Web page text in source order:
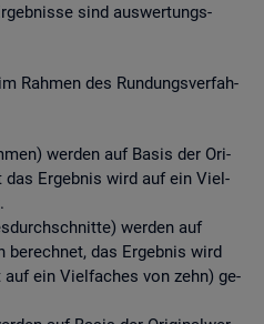
sind aus­wer­tungs­
Rah­men des Run­dungs­ver­fah­
wer­den auf Basis der Ori­
das Er­geb­nis wird auf ein Viel­
wer­den auf
be­rech­net, das Er­geb­nis wird
auf ein Viel­fa­ches von zehn) ge­